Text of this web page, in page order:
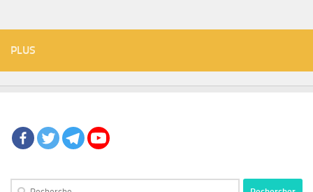
PLUS
Rechercher :